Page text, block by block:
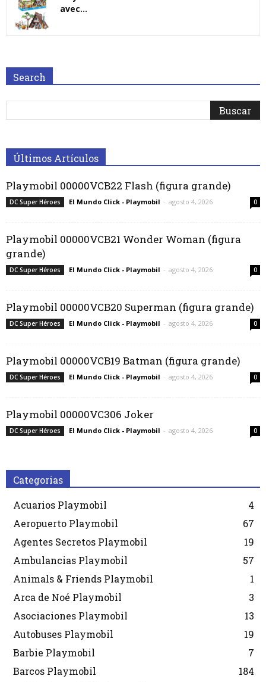
avec...
Search
Últimos Artículos
Playmobil 00000VCB22 Flash (figura grande)
DC Super Héroes El Mundo Click - Playmobil - agosto 4, 2026 0
Playmobil 00000VCB21 Wonder Woman (figura
grande)
DC Super Héroes El Mundo Click - Playmobil - agosto 4, 2026 0
Playmobil 00000VCB20 Superman (figura grande)
DC Super Héroes El Mundo Click - Playmobil - agosto 4, 2026 0
Playmobil 00000VCB19 Batman (figura grande)
DC Super Héroes El Mundo Click - Playmobil - agosto 4, 2026 0
Playmobil 00000VC306 Joker
DC Super Héroes El Mundo Click - Playmobil - agosto 4, 2026 0
Categorias
Acuarios Playmobil
4
Aeropuerto Playmobil
67
Agentes Secretos Playmobil
19
Ambulancias Playmobil
57
Animals & Friends Playmobil
1
Arca de Noé Playmobil
3
Asociaciones Playmobil
13
Autobuses Playmobil
19
Barbie Playmobil
7
Barcos Playmobil
184